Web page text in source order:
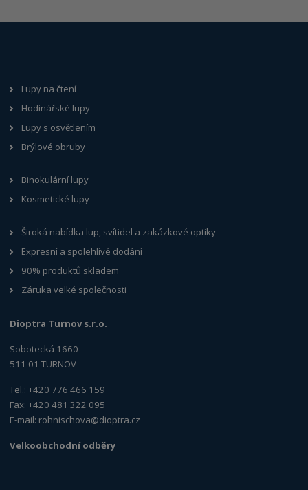
Lupy na čtení
Hodinářské lupy
Lupy s osvětlením
Brýlové obruby
Binokulární lupy
Kosmetické lupy
Široká nabídka lup, svítidel a zakázkové optiky
Expresní a spolehlivé dodání
90% produktů skladem
Záruka velké společnosti
Dioptra Turnov s.r.o.
Sobotecká 1660
511 01 TURNOV
Tel.: +420 776 466 159
Fax: +420 481 322 095
E-mail: rohnischova@dioptra.cz
Velkoobchodní odběry